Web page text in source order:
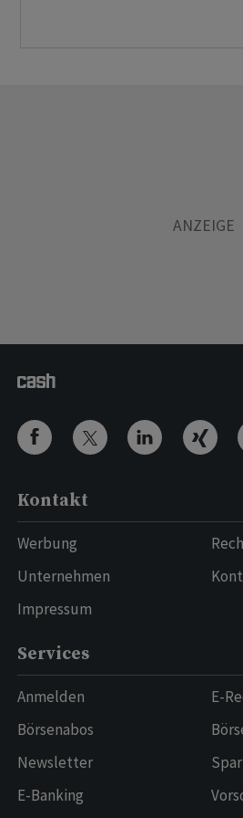
Kontakt
Werbung
Unternehmen
Impressum
Services
Anmelden
Börsenabos
Newsletter
E-Banking
E-